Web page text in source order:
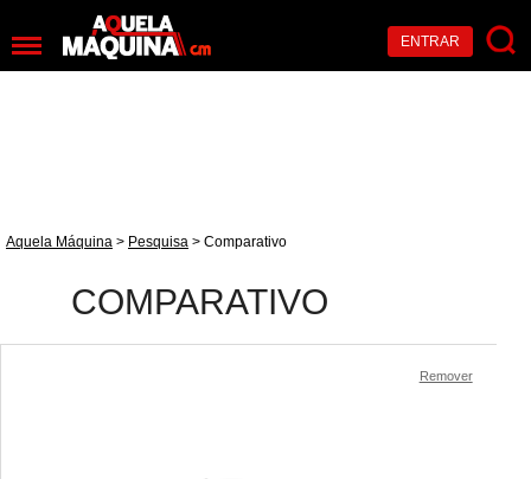
ENTRAR
Aquela Máquina > Pesquisa > Comparativo
COMPARATIVO
Remover